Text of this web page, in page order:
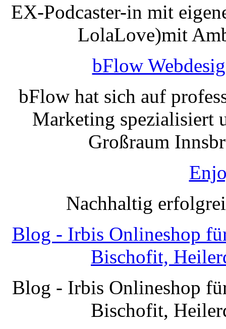
EX-Podcaster-in mit
LolaLove)mit
bFlow
bFlow hat sich auf
Marketing spezialisiert
Großraum
Nachhaltig
Blog - Irbis Onlineshop
Bischofit,
Blog - Irbis Onlineshop
Bischofit,